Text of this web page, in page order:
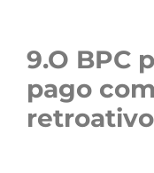
9.O BPC
pago